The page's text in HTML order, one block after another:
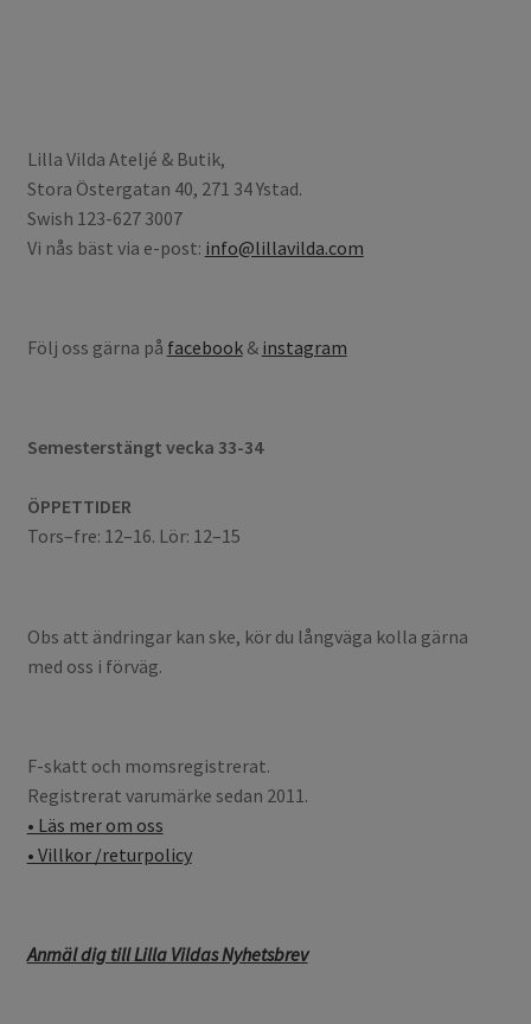
Lilla Vilda Ateljé & Butik,
Stora Östergatan 40, 271 34 Ystad.
Swish 123-627 3007
Vi nås bäst via e-post: info@lillavilda.com
Följ oss gärna på facebook& instagram
Semesterstängt vecka 33-34
ÖPPETTIDER
Tors–fre: 12–16. Lör: 12–15
Obs att ändringar kan ske, kör du långväga kolla gärna
med oss i förväg.
F-skatt och momsregistrerat.
Registrerat varumärke sedan 2011.
• Läs mer om oss
• Villkor /returpolicy
Anmäl dig till Lilla Vildas Nyhetsbrev